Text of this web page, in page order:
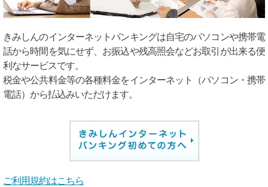
きみしんのインターネットバンキングは自宅のパソコンや携帯電
話から時間を気にせず、お振込や残高照会などお取引が出来る便
利なサービスです。
税金や公共料金等の各種料金をインターネット（パソコン・携帯
電話）から払込みいただけます。
ご利用規約はこちら